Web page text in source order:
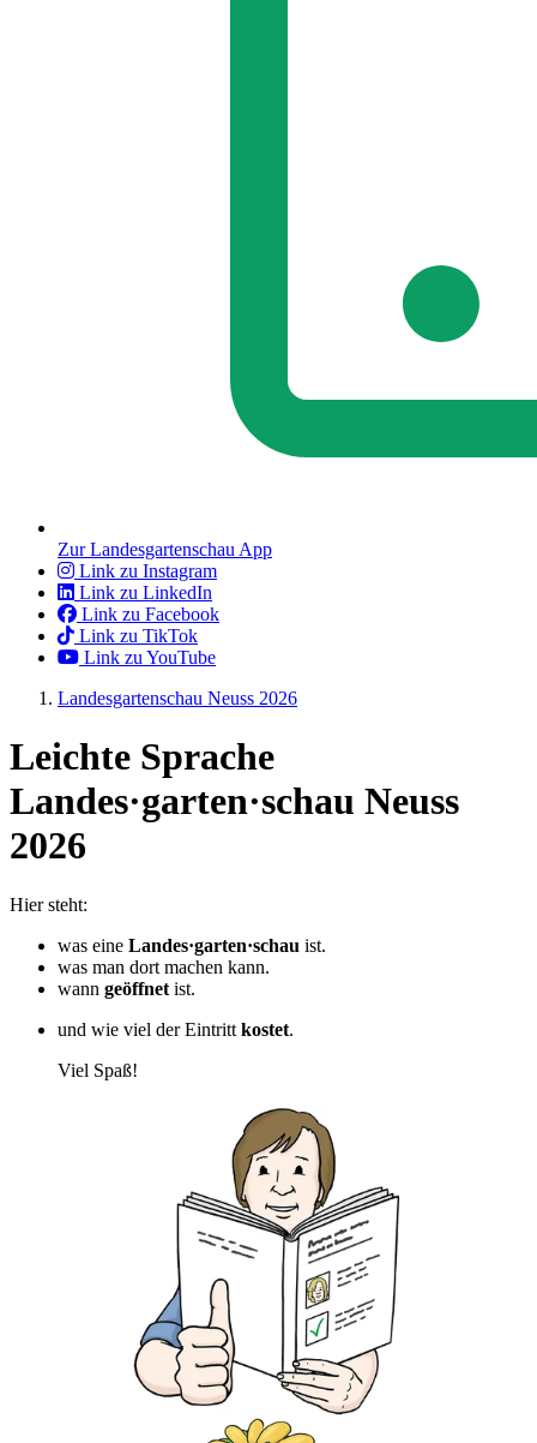
Zur Landesgartenschau App
Link zu Instagram
Link zu LinkedIn
Link zu Facebook
Link zu TikTok
Link zu YouTube
Landesgartenschau Neuss 2026
Leichte Sprache
Landes·garten·schau Neuss
2026
Hier steht:
was eine Landes·garten·schau ist.
was man dort machen kann.
wann geöffnet ist.
und wie viel der Eintritt kostet.
Viel Spaß!